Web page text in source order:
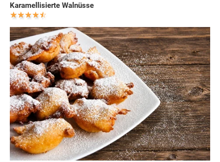
Karamellisierte Walnüsse